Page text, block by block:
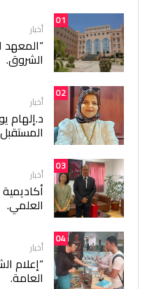
01
أخبار
“المعهد
الشروق.
02
أخبار
د.إلهام
03
أخبار
العلمي.
04
أخبار
“إعلام
العامة.